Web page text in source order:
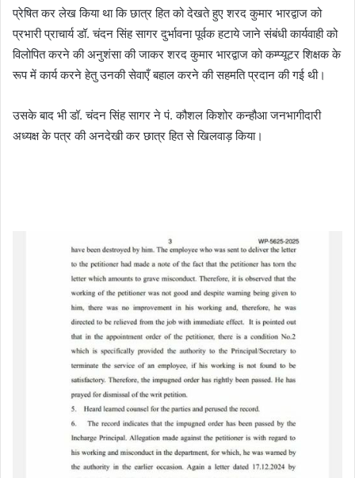
प्रेषित कर लेख किया था कि छात्र हित को देखते हुए शरद कुमार भारद्वाज को
प्रभारी प्राचार्य डॉ. चंदन सिंह सागर दुर्भावना पूर्वक हटाये जाने संबंधी कार्यवाही को
विलोपित करने की अनुशंसा की जाकर शरद कुमार भारद्वाज को कम्प्यूटर शिक्षक के
रूप में कार्य करने हेतु उनकी सेवाएँ बहाल करने की सहमति प्रदान की गई थी।
उसके बाद भी डॉ. चंदन सिंह सागर ने पं. कौशल किशोर कन्हौआ जनभागीदारी
अध्यक्ष के पत्र की अनदेखी कर छात्र हित से खिलवाड़ किया।